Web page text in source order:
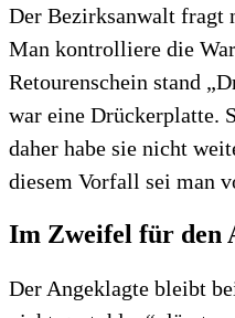
Der Bezirksanwalt fragt
Man kontrolliere die
Retourenschein stand
war eine Drückerplatte.
daher habe sie nicht
diesem Vorfall sei man
Im Zweifel für den
Der Angeklagte bleibt